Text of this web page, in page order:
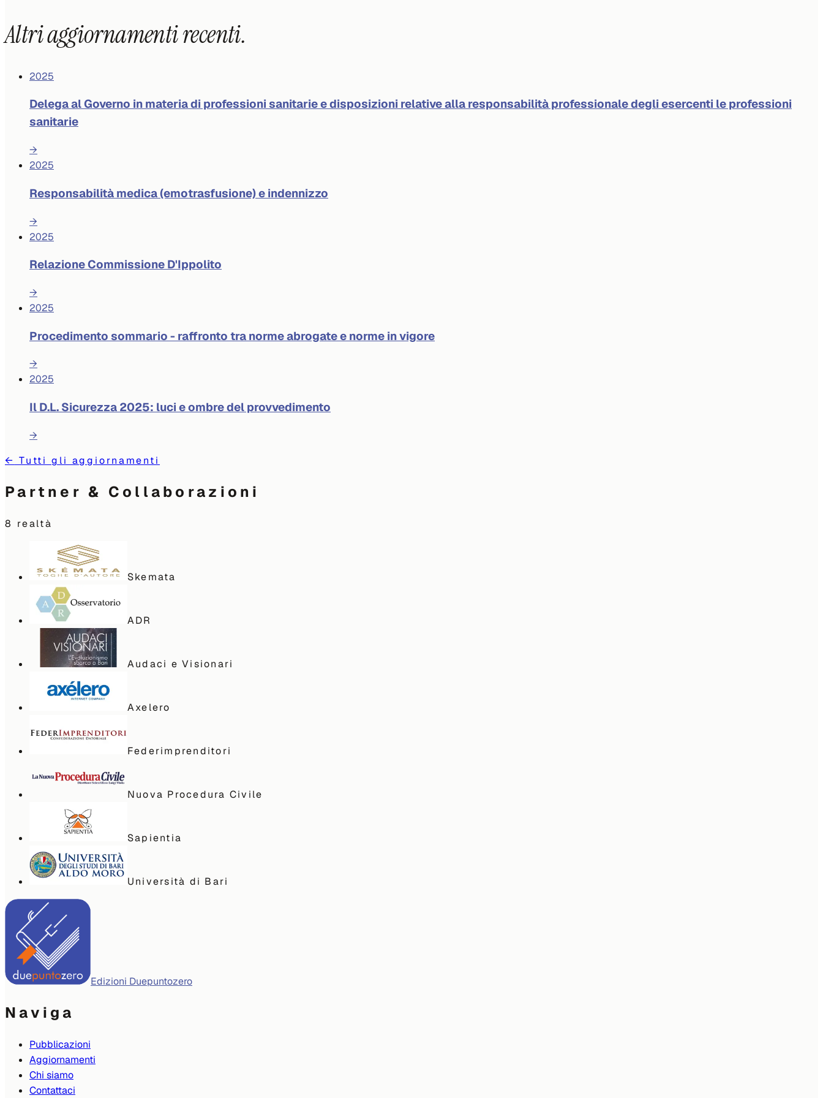
Altri aggiornamenti recenti.
2025
Delega al Governo in materia di professioni sanitarie e disposizioni relative alla responsabilità professionale degli esercenti le professioni
sanitarie
→
2025
Responsabilità medica (emotrasfusione) e indennizzo
→
2025
Relazione Commissione D'Ippolito
→
2025
Procedimento sommario - raffronto tra norme abrogate e norme in vigore
→
2025
Il D.L. Sicurezza 2025: luci e ombre del provvedimento
→
← Tutti gli aggiornamenti
Partner & Collaborazioni
8 realtà
Skemata
ADR
Audaci e Visionari
Axelero
Federimprenditori
Nuova Procedura Civile
Sapientia
Università di Bari
Edizioni Duepuntozero
Naviga
Pubblicazioni
Aggiornamenti
Chi siamo
Contattaci